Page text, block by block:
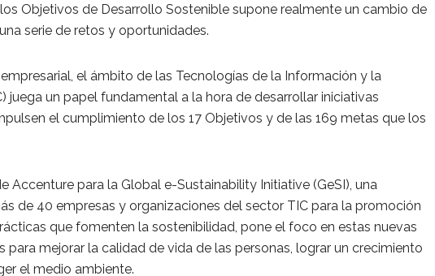
Objetivos de Desarrollo Sostenible supone realmente un cambio de
serie de retos y oportunidades.
el ámbito de las Tecnologías de la Información y la
juega un papel fundamental a la hora de desarrollar iniciativas
el cumplimiento de los 17 Objetivos y de las 169 metas que los
Accenture para la Global e-Sustainability Initiative (GeSI), una
de 40 empresas y organizaciones del sector TIC para la promoción
que fomenten la sostenibilidad, pone el foco en estas nuevas
para mejorar la calidad de vida de las personas, lograr un crecimiento
el medio ambiente.